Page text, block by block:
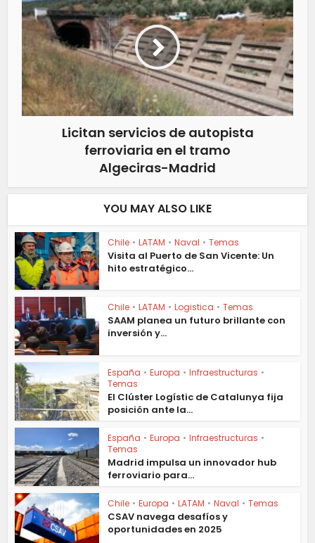
Licitan servicios de autopista
ferroviaria en el tramo
Algeciras-Madrid
YOU MAY ALSO LIKE
Chile • LATAM • Naval • Temas
Visita al Puerto de San Vicente: Un
hito estratégico...
Chile • LATAM • Logistica • Temas
SAAM planea un futuro brillante con
inversión y...
España • Europa • Infraestructuras •
Temas
El Clúster Logístic de Catalunya fija
posición ante la...
España • Europa • Infraestructuras •
Temas
Madrid impulsa un innovador hub
ferroviario para...
Chile • Europa • LATAM • Naval • Temas
CSAV navega desafíos y
oportunidades en 2025